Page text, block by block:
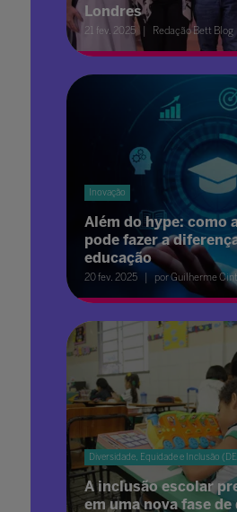
Londres
21 fev. 2025 Redação Bett Blog
Inovação
Além do hype: como
pode fazer a
educação
20 fev. 2025 por Guilherme
Diversidade, Equidade e Inclusão
A inclusão escolar
em uma nova fase